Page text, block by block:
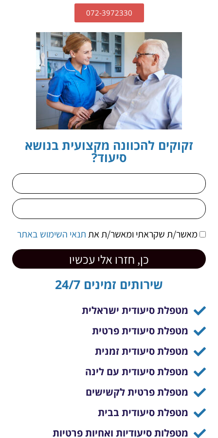
072-3972330
זקוקים להכוונה מקצועית בנושא
סיעוד?
מאשר/ת שקראתי ומאשר/ת אתתנאי השימוש באתר
כן, חזרו אלי עכשיו
שירותים זמינים 24/7
מטפלת סיעודית ישראלית
מטפלת סיעודית פרטית
מטפלת סיעודית זמנית
מטפלת סיעודית עם לינה
מטפלת פרטית לקשישים
מטפלת סיעודית בבית
מטפלות סיעודיות ואחיות פרטיות